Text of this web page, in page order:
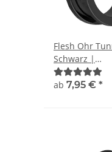
Flesh Ohr
Schwarz |
Gewinde
ab 7,95 € *